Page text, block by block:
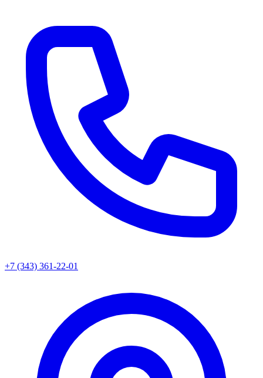
+7 (343) 361-22-01